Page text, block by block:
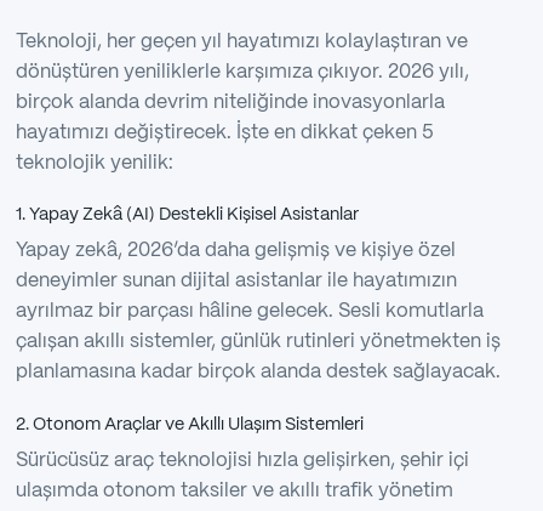
Teknoloji, her geçen yıl hayatımızı kolaylaştıran ve
dönüştüren yeniliklerle karşımıza çıkıyor. 2026 yılı,
birçok alanda devrim niteliğinde inovasyonlarla
hayatımızı değiştirecek. İşte en dikkat çeken 5
teknolojik yenilik:
1. Yapay Zekâ (AI) Destekli Kişisel Asistanlar
Yapay zekâ, 2026’da daha gelişmiş ve kişiye özel
deneyimler sunan dijital asistanlar ile hayatımızın
ayrılmaz bir parçası hâline gelecek. Sesli komutlarla
çalışan akıllı sistemler, günlük rutinleri yönetmekten iş
planlamasına kadar birçok alanda destek sağlayacak.
2. Otonom Araçlar ve Akıllı Ulaşım Sistemleri
Sürücüsüz araç teknolojisi hızla gelişirken, şehir içi
ulaşımda otonom taksiler ve akıllı trafik yönetim